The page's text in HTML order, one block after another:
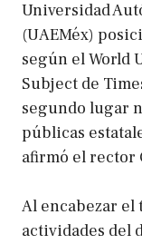
Universidad
(UAEMéx)
según el World
Subject de
segundo lugar
públicas
afirmó el rector
Al encabezar
actividades del